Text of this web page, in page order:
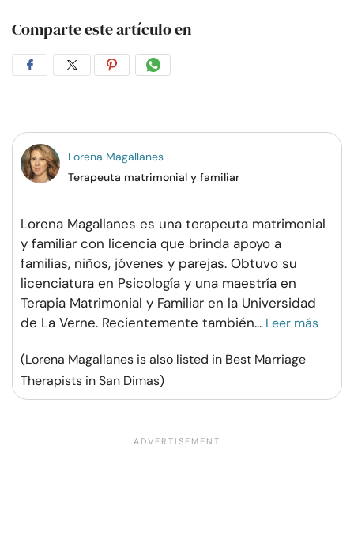
Comparte este artículo en
CompartirCompartirCompartirCompartir
Lorena Magallanes
Terapeuta matrimonial y familiar
Lorena Magallanes es una terapeuta matrimonial
y familiar con licencia que brinda apoyo a
familias, niños, jóvenes y parejas. Obtuvo su
licenciatura en Psicología y una maestría en
Terapia Matrimonial y Familiar en la Universidad
de La Verne. Recientemente también... Leer más
(Lorena Magallanes is also listed in Best Marriage
Therapists in San Dimas)